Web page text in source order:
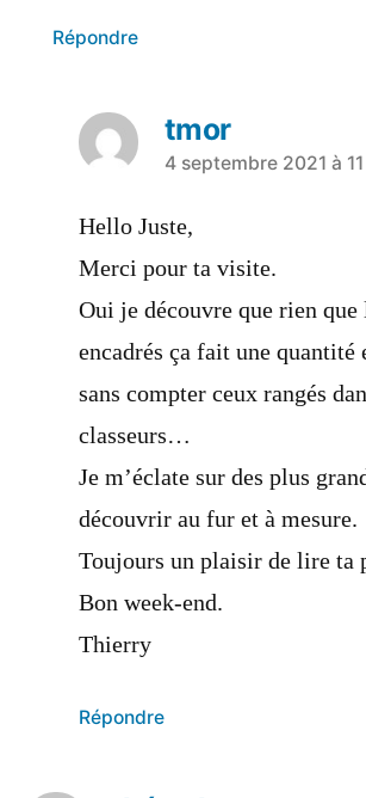
Répondre
tmor
a
dit :
4 septembre 2021 à
Hello Juste,
Merci pour ta visite.
Oui je découvre que rien que
encadrés ça fait une
sans compter ceux rangés
classeurs…
Je m’éclate sur des plus
découvrir au fur et à mesure.
Toujours un plaisir de lire ta
Bon week-end.
Thierry
Répondre